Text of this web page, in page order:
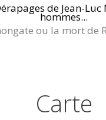
de Jean-Luc
hommes...
ou la mort de
Carte